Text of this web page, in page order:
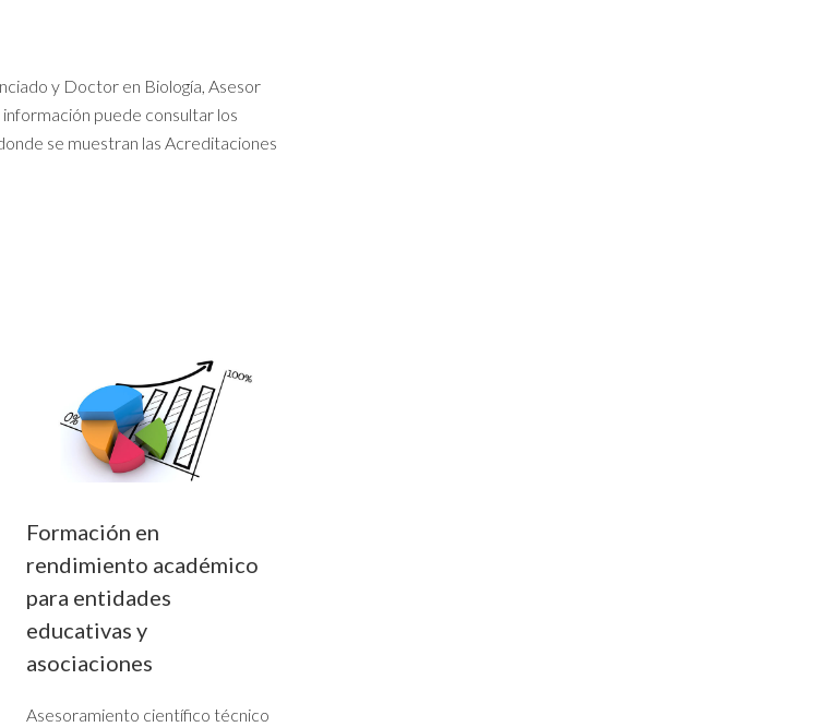
y Doctor en Biología, Asesor
puede consultar los
se muestran las Acreditaciones
Formación en
rendimiento académico
para entidades
educativas y
asociaciones
Asesoramiento científico técnico